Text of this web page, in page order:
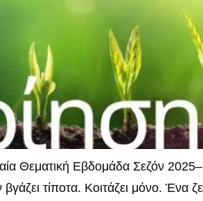
Θεματική Εβδομάδα Σεζόν
βγάζει τίποτα. Κοιτάζει μόνο.